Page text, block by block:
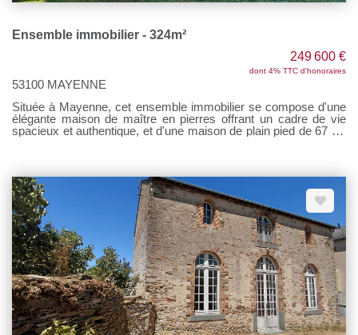
Ensemble immobilier - 324m²
249 600 €
dont 4% TTC d'honoraires
53100 MAYENNE
Située à Mayenne, cet ensemble immobilier se compose d'une
élégante maison de maître en pierres offrant un cadre de vie
spacieux et authentique, et d'une maison de plain pied de 67 m²
m² Pierre, parquets, hauteur sous plafond Garage Travaux à
prévoir ! - Maison annexe plain pied: 67 m² 2 chambres Pièce
de vie Terrain : 860 m² Plusieurs possibilités d'aménagement
Prix net vendeur 240 000 euros Honoraires de négociation :
9600 € Pour tous renseignements, contactez Sandrine
DAVENEL au o7 67 94 90 67 Agent commercial (EI) RSAC
n°103643730 Nous vous accompagnons dans tous vos projets
immobiliers : achat, estimation, vente, location, syndic de
copropriété et gestion locative. Notre réseau de 7 agences
intervient sur un large secteur qui s'étend sur tout le
département de la Mayenne (53), le nord du Maine et Loire (49)
et l'est de l'Ille et Vilaine (35).